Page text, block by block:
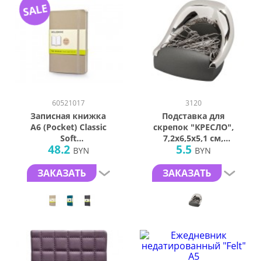
60521017
Записная книжка
А6 (Pocket) Classic
Soft
(нелинованный)
48.2 BYN
ЗАКАЗАТЬ
SALE
3120
Подставка для
скрепок "КРЕСЛО",
7,2х6,5х5,1 см,
металл, лазерная
5.5 BYN
ЗАКАЗАТЬ